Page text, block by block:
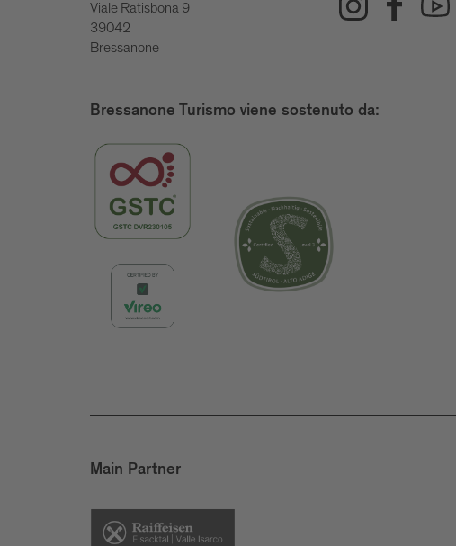
Viale Ratisbona 9
39042
Bressanone
Bressanone Turismo viene sostenuto da:
Main Partner